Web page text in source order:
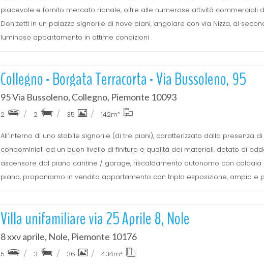
piacevole e fornito mercato rionale, oltre alle numerose attività commerciali
Donizetti in un palazzo signorile di nove piani, angolare con via Nizza, al
luminoso appartamento in ottime condizioni .
Collegno - Borgata Terracorta - Via Bussoleno, 95
95 Via Bussoleno, Collegno, Piemonte 10093
2 2 35 142m²
All’interno di uno stabile signorile (di tre piani), caratterizzato dalla presenza
condominiali ed un buon livello di finitura e qualità dei materiali, dotato di
ascensore dal piano cantine / garage, riscaldamento autonomo con
piano, proponiamo in vendita appartamento con tripla esposizione, ampio e p
Villa unifamiliare via 25 Aprile 8, Nole
8 xxv aprile, Nole, Piemonte 10176
5 3 36 434m²